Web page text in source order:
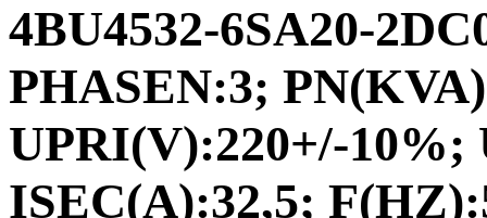
4BU4532-6SA20-
PHASEN:3;
UPRI(V):220+/-10%;
ISEC(A):32,5;